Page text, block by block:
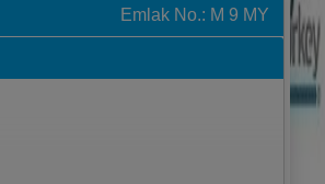
Emlak No.: M 9 MY